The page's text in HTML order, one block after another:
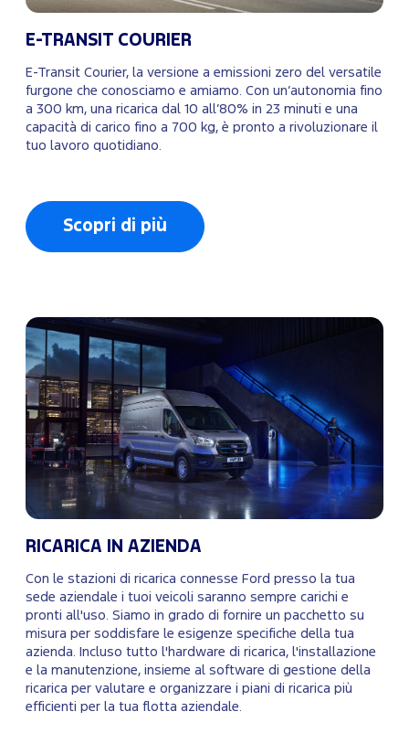
E-TRANSIT COURIER
E-Transit Courier, la versione a emissioni zero del versatile
furgone che conosciamo e amiamo. Con un’autonomia fino
a 300 km, una ricarica dal 10 all’80% in 23 minuti e una
capacità di carico fino a 700 kg, è pronto a rivoluzionare il
tuo lavoro quotidiano.
Scopri di più
RICARICA IN AZIENDA
Con le stazioni di ricarica connesse Ford presso la tua
sede aziendale i tuoi veicoli saranno sempre carichi e
pronti all'uso. Siamo in grado di fornire un pacchetto su
misura per soddisfare le esigenze specifiche della tua
azienda. Incluso tutto l'hardware di ricarica, l'installazione
e la manutenzione, insieme al software di gestione della
ricarica per valutare e organizzare i piani di ricarica più
efficienti per la tua flotta aziendale.